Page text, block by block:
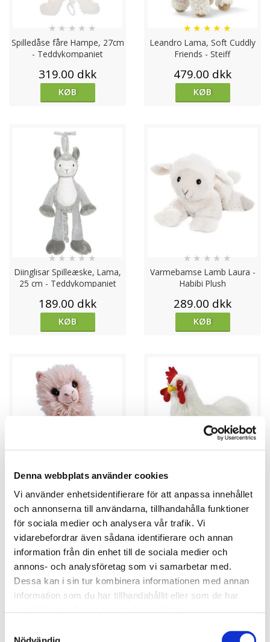
Denna webbplats använder cookies
Vi använder enhetsidentifierare för att anpassa innehållet
och annonserna till användarna, tillhandahålla funktioner
för sociala medier och analysera vår trafik. Vi
vidarebefordrar även sådana identifierare och annan
information från din enhet till de sociala medier och
annons- och analysföretag som vi samarbetar med.
Dessa kan i sin tur kombinera informationen med annan
information som du har tillhandahållit eller som de har
Spilledåse fåre Hampe, 27cm
- Teddykompaniet
★ ★ ★ ★ ★
319.00 dkk
KØB
Leandro Lama, Soft Cuddly
Friends - Steiff
★ ★ ★ ★ ★
479.00 dkk
KØB
Diinglisar Spilleæske, Lama,
25 cm - Teddykompaniet
★★ ★ ★★
189.00 dkk
KØB
Varmebamse Lamb Laura -
Habibi Plush
★ ★ ★ ★ ★
289.00 dkk
KØB
199.00 dkk
KØB
Unghane, 35cm - Keycraft
Living Nature
519.00 dkk
KØB